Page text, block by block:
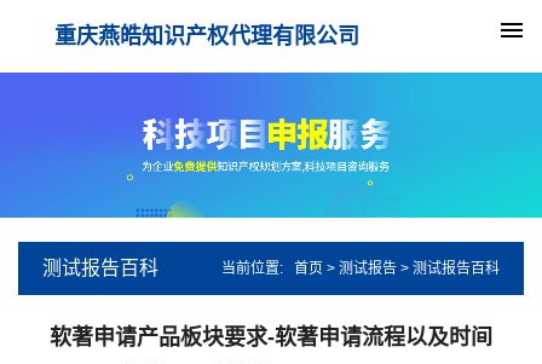
重庆燕皓知识产权代理有限公司
测试报告百科 当前位置: 首页 > 测试报告 > 测试报告百科
软著申请产品板块要求-软著申请流程以及时间